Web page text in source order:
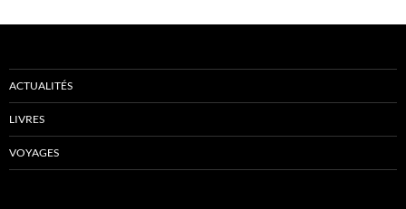
ACTUALITÉS
LIVRES
VOYAGES